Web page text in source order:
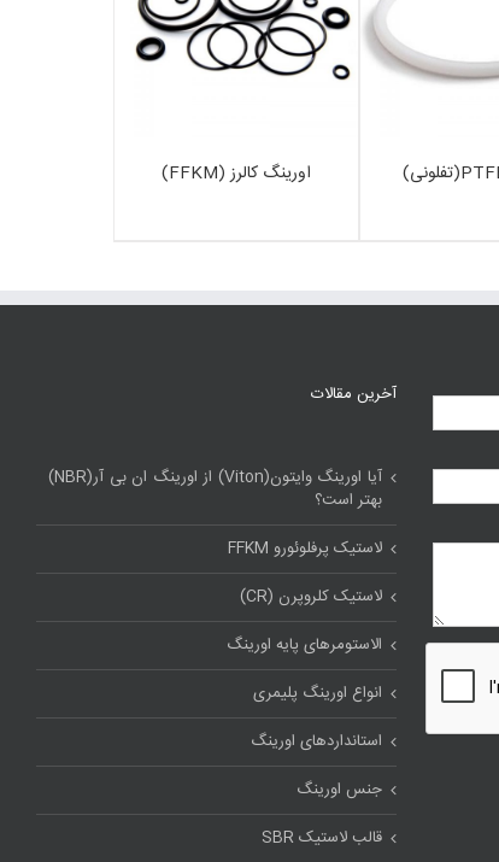
اورینگ کالرز (FFKM)
آخرین مقالات
آیا اورینگ وایتون(Viton) از اورینگ ان بی آر(NBR)
بهتر است؟
لاستیک پرفلوئورو FFKM
لاستیک کلروپرن (CR)
الاستومرهای پایه اورینگ
انواع اورینگ پلیمری
استاندارد‌های اورینگ
جنس اورینگ
قالب لاستیک SBR